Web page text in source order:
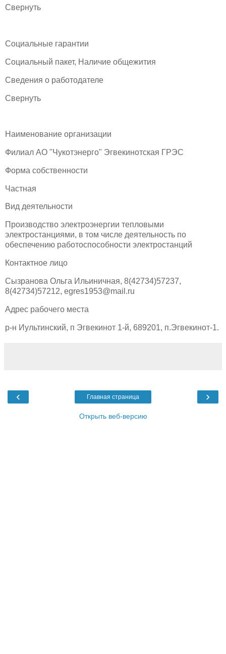
Свернуть
Социальные гарантии
Социальный пакет, Наличие общежития
Сведения о работодателе
Свернуть
Наименование организации
Филиал АО "Чукотэнерго" Эгвекинотская ГРЭС
Форма собственности
Частная
Вид деятельности
Производство электроэнергии тепловыми
электростанциями, в том числе деятельность по
обеспечению работоспособности электростанций
Контактное лицо
Сызранова Ольга Ильиничная, 8(42734)57237,
8(42734)57212, egres1953@mail.ru
Адрес рабочего места
р-н Иультинский, п Эгвекинот 1-й, 689201, п.Эгвекинот-1.
‹ ›
Главная страница
Открыть веб-версию